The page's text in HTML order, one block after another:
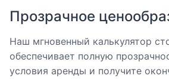
Прозрачное
Наш мгновенный калькулятор
обеспечивает полную
условия аренды и получите